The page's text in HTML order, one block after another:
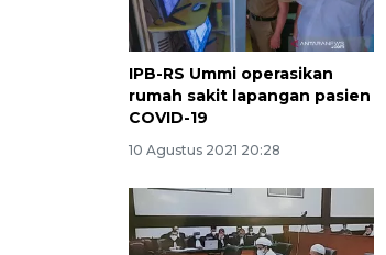
IPB-RS Ummi operasikan
rumah sakit lapangan pasien
COVID-19
10 Agustus 2021 20:28